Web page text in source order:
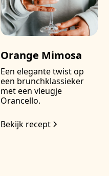
Orange Mimosa
Een elegante twist op
een brunchklassieker
met een vleugje
Orancello.
Bekijk recept